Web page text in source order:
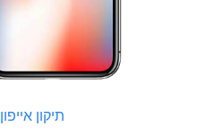
תיקון אייפון X